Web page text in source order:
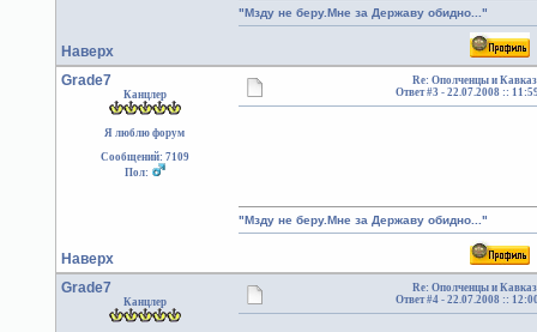
Наверх
"Мзду не беру.Мне за Державу обидно..."
Grade7
Канцлер
Я люблю форум
Сообщений: 7109
Пол:
Re: Ополченцы и
Ответ #3 -22.07.2008 ::
Наверх
"Мзду не беру.Мне за Державу обидно..."
Grade7
Канцлер
Re: Ополченцы и
Ответ #4 -22.07.2008 ::